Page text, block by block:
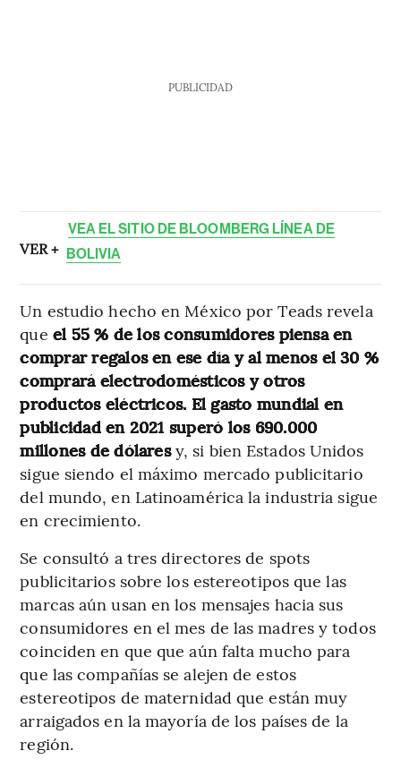
PUBLICIDAD
VER +
VEA EL SITIO DE BLOOMBERG LÍNEA DE
BOLIVIA
Un estudio hecho en México por Teads revela
que el 55 % de los consumidores piensa en
comprar regalos en ese día y al menos el 30 %
comprará electrodomésticos y otros
productos eléctricos. El gasto mundial en
publicidad en 2021 superó los 690.000
millones de dólaresy, si bien Estados Unidos
sigue siendo el máximo mercado publicitario
del mundo, en Latinoamérica la industria sigue
en crecimiento.
Se consultó a tres directores de spots
publicitarios sobre los estereotipos que las
marcas aún usan en los mensajes hacia sus
consumidores en el mes de las madres y todos
coinciden en que que aún falta mucho para
que las compañías se alejen de estos
estereotipos de maternidad que están muy
arraigados en la mayoría de los países de la
región.